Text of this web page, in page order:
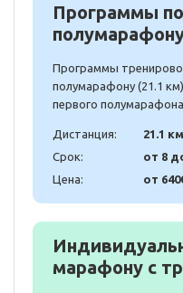
Программы
Программы
полумарафону (21.1
первого
Дистанция:
21.1
Срок:
от 8
Цена:
от
марафону с